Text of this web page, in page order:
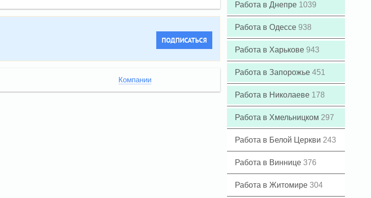
ПОДПИСАТЬСЯ
Компании
Работа в Днепре 1039
Работа в Одессе 938
Работа в Харькове 943
Работа в Запорожье 451
Работа в Николаеве 178
Работа в Хмельницком 297
Работа в Белой Церкви 243
Работа в Виннице 376
Работа в Житомире 304